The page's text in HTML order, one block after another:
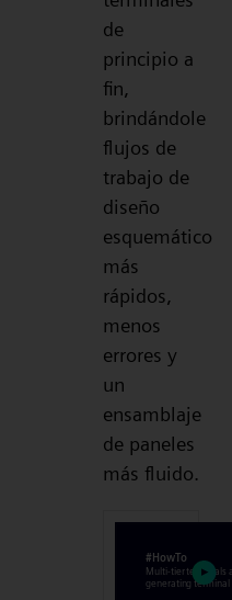
de
principio a
fin,
brindándole
flujos de
trabajo de
diseño
esquemático
más
rápidos,
menos
errores y
un
ensamblaje
de paneles
más fluido.